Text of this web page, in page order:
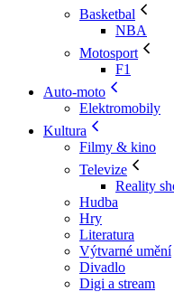
Basketbal
NBA
Motosport
F1
Auto-moto
Elektromobily
Kultura
Filmy & kino
Televize
Reality
Hudba
Hry
Literatura
Výtvarné umění
Divadlo
Digi a stream